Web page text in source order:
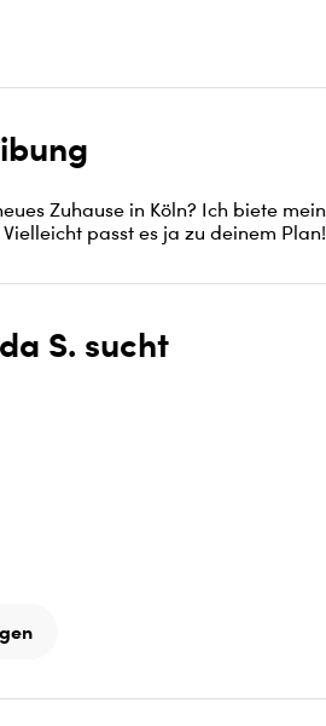
Zuhause in Köln? Ich biete
passt es ja zu deinem
S. sucht